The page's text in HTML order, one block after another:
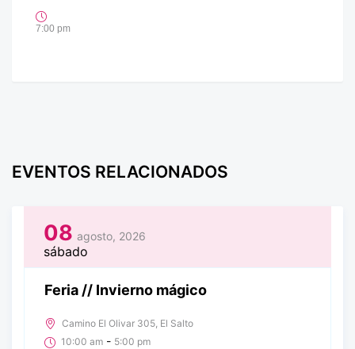
7:00 pm
EVENTOS RELACIONADOS
08 agosto, 2026
sábado
Feria // Invierno mágico
Camino El Olivar 305, El Salto
10:00 am - 5:00 pm